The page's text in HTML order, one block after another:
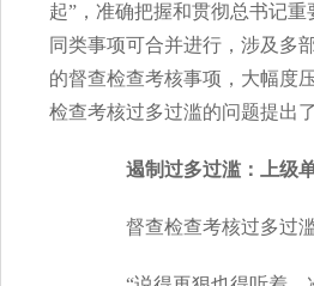
起”，准确把握和贯彻总书记
同类事项可合并进行，涉及多
的督查检查考核事项，大幅度
检查考核过多过滥的问题提出
遏制过多过滥：上级
督查检查考核过多过滥